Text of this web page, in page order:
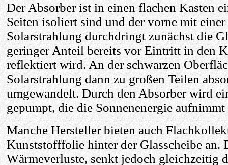
Der Absorber ist in einen flachen Kasten
Seiten isoliert sind und der vorne mit
Solarstrahlung durchdringt zunächst die
geringer Anteil bereits vor Eintritt in den
reflektiert wird. An der schwarzen
Solarstrahlung dann zu großen Teilen
umgewandelt. Durch den Absorber wird
gepumpt, die die Sonnenenergie
Manche Hersteller bieten auch
Kunststofffolie hinter der Glasscheibe an.
Wärmeverluste, senkt jedoch gleichzeitig